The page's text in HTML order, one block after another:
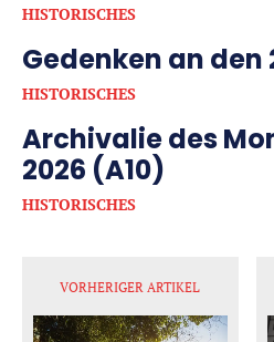
HISTORISCHES
Gedenken an den
HISTORISCHES
Archivalie des
2026 (A10)
HISTORISCHES
VORHERIGER ARTIKEL